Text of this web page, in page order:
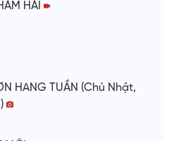
HẢI
HANG TUẦN (Chủ Nhật,